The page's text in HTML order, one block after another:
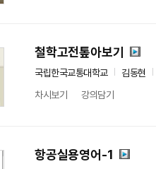
철학고전톺아보기
국립한국교통대학교 김동현
차시보기
강의담기
항공실용영어-1